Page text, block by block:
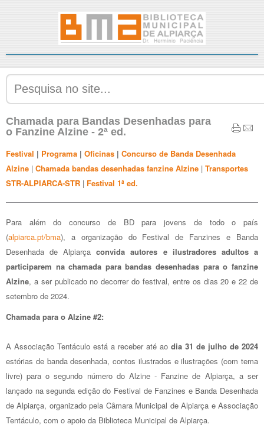
Chamada para Bandas Desenhadas para
o Fanzine Alzine - 2ª ed.
Festival | Programa | Oficinas | Concurso de Banda Desenhada
Alzine | Chamada bandas desenhadas fanzine Alzine | Transportes
STR-ALPIARCA-STR | Festival 1ª ed.
Para além do concurso de BD para jovens de todo o país
(alpiarca.pt/bma), a organização do Festival de Fanzines e Banda
Desenhada de Alpiarçaconvida autores e ilustradores adultos a
participarem na chamada para bandas desenhadas para o fanzine
Alzine, a ser publicado no decorrer do festival, entre os dias 20 e 22 de
setembro de 2024.
Chamada para o Alzine #2:
A Associação Tentáculo está a receber até ao dia 31 de julho de 2024
estórias de banda desenhada, contos ilustrados e ilustrações (com tema
livre) para o segundo número do Alzine - Fanzine de Alpiarça, a ser
lançado na segunda edição do Festival de Fanzines e Banda Desenhada
de Alpiarça, organizado pela Câmara Municipal de Alpiarça e Associação
Tentáculo, com o apoio da Biblioteca Municipal de Alpiarça.